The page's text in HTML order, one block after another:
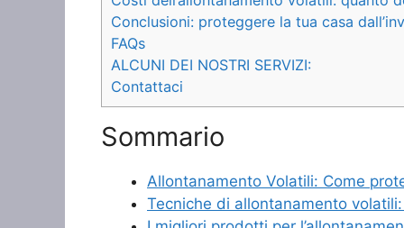
Conclusioni: proteggere la tua casa
FAQs
ALCUNI DEI NOSTRI SERVIZI:
Contattaci
Sommario
Allontanamento Volatili: Come
Tecniche di allontanamento